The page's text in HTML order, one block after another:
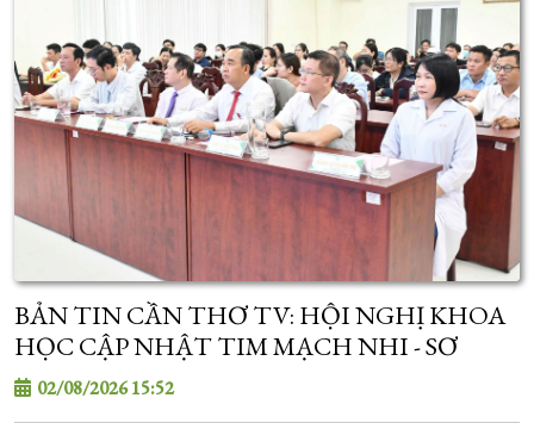
BẢN TIN CẦN THƠ TV: HỘI NGHỊ KHOA
HỌC CẬP NHẬT TIM MẠCH NHI - SƠ
SINH
02/08/2026 15:52